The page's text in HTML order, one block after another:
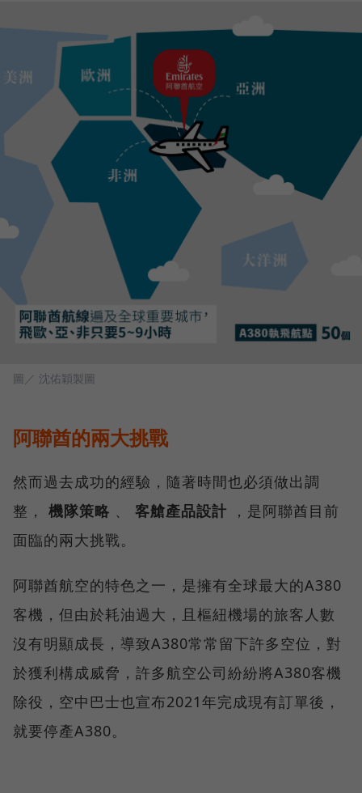
圖／ 沈佑穎製圖
阿聯酋的兩大挑戰
然而過去成功的經驗，隨著時間也必須做出調
整， 機隊策略 、 客艙產品設計 ，是阿聯酋目前
面臨的兩大挑戰。
阿聯酋航空的特色之一，是擁有全球最大的A380
客機，但由於耗油過大，且樞紐機場的旅客人數
沒有明顯成長，導致A380常常留下許多空位，對
於獲利構成威脅，許多航空公司紛紛將A380客機
除役，空中巴士也宣布2021年完成現有訂單後，
就要停產A380。